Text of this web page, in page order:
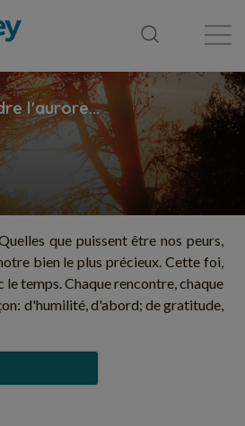
que puissent être nos peurs,
bien le plus précieux. Cette foi,
le temps. Chaque rencontre, chaque
d'humilité, d'abord; de gratitude,